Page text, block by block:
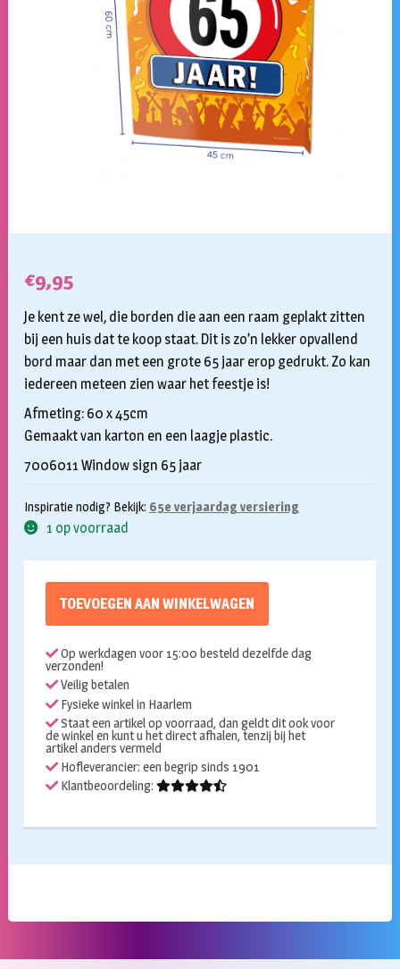
€9,95
Je kent ze wel, die borden die aan een raam geplakt zitten
bij een huis dat te koop staat. Dit is zo’n lekker opvallend
bord maar dan met een grote 65 jaar erop gedrukt. Zo kan
iedereen meteen zien waar het feestje is!
Afmeting: 60 x 45cm
Gemaakt van karton en een laagje plastic.
7006011 Window sign 65 jaar
Inspiratie nodig? Bekijk: 65e verjaardag versiering
1 op voorraad
TOEVOEGEN AAN WINKELWAGEN
Op werkdagen voor 15:00 besteld dezelfde dag
verzonden!
Veilig betalen
Fysieke winkel in Haarlem
Staat een artikel op voorraad, dan geldt dit ook voor
de winkel en kunt u het direct afhalen, tenzij bij het
artikel anders vermeld
Hofleverancier: een begrip sinds 1901
Klantbeoordeling: